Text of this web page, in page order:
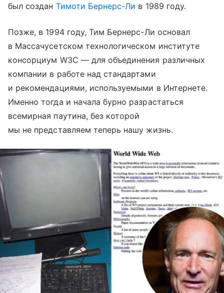
был создан Тимоти Бернерс-Ли в 1989 году.
Позже, в 1994 году, Тим Бернерс-Ли основал
в Массачусетском технологическом институте
консорциум W3C — для объединения различных
компании в работе над стандартами
и рекомендациями, используемыми в Интернете.
Именно тогда и начала бурно разрастаться
всемирная паутина, без которой
мы не представляем теперь нашу жизнь.